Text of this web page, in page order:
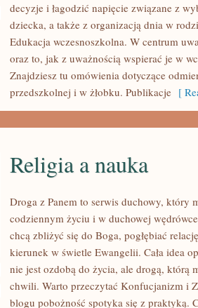
PROBLEMY
WYCHOWAWCZE
decyzje i łagodzić napięcie związane z
dziecka, a także z organizacją dnia w
Edukacja wczesnoszkolna. W centrum
oraz to, jak z uważnością wspierać je w
Znajdziesz tu omówienia dotyczące
przedszkolnej i w żłobku. Publikacje [
RELIGIA
Religia a nauka
Droga z Panem to serwis duchowy, który
codziennym życiu i w duchowej
chcą zbliżyć się do Boga, pogłębiać
kierunek w świetle Ewangelii. Cała idea
nie jest ozdobą do życia, ale drogą, którą
chwili. Warto przeczytać Konfucjanizm i
blogu pobożność spotyka się z praktyką.